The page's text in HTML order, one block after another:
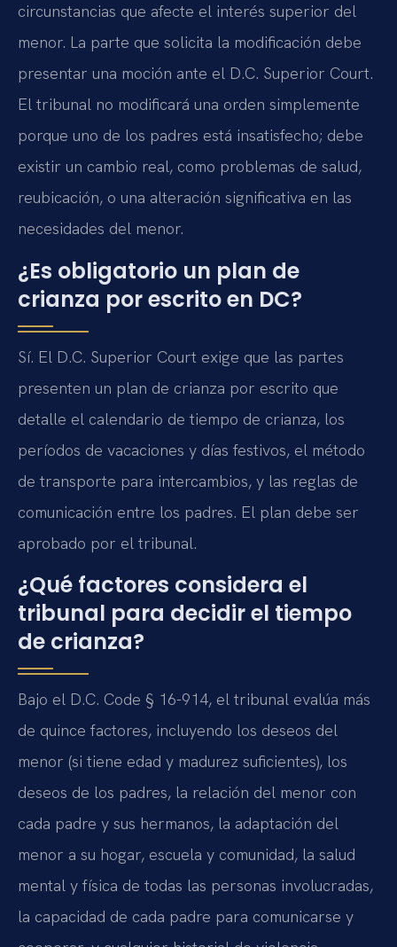
circunstancias que afecte el interés superior del
menor. La parte que solicita la modificación debe
presentar una moción ante el D.C. Superior Court.
El tribunal no modificará una orden simplemente
porque uno de los padres está insatisfecho; debe
existir un cambio real, como problemas de salud,
reubicación, o una alteración significativa en las
necesidades del menor.
¿Es obligatorio un plan de
crianza por escrito en DC?
Sí. El D.C. Superior Court exige que las partes
presenten un plan de crianza por escrito que
detalle el calendario de tiempo de crianza, los
períodos de vacaciones y días festivos, el método
de transporte para intercambios, y las reglas de
comunicación entre los padres. El plan debe ser
aprobado por el tribunal.
¿Qué factores considera el
tribunal para decidir el tiempo
de crianza?
Bajo el D.C. Code § 16-914, el tribunal evalúa más
de quince factores, incluyendo los deseos del
menor (si tiene edad y madurez suficientes), los
deseos de los padres, la relación del menor con
cada padre y sus hermanos, la adaptación del
menor a su hogar, escuela y comunidad, la salud
mental y física de todas las personas involucradas,
la capacidad de cada padre para comunicarse y